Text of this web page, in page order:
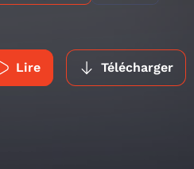
Lire Télécharger